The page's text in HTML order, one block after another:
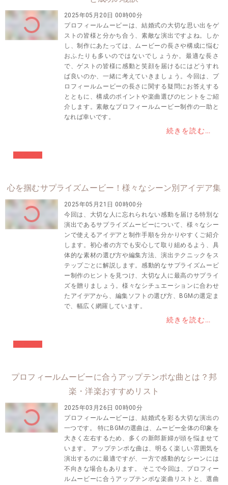
2025年05月20日 00時00分
プロフィールムービーは、結婚式の大切な思い出をゲ
ストの皆様と分かち合う、素敵な演出ですよね。しか
し、制作にあたっては、ムービーの長さや構成に悩む
おふたりも多いのではないでしょうか。最適な長さ
で、ゲストの皆様に感動と笑顔を届けるにはどうすれ
ば良いのか、一緒に考えていきましょう。今回は、プ
ロフィールムービーの長さに関する疑問にお答えする
とともに、構成のポイントや楽曲選びのヒントをご紹
介します。素敵なプロフィールムービー制作の一助と
なれば幸いです。
続きを読む…
心を掴むサプライズムービー！様々なシーン別アイデア集
2025年05月21日 00時00分
今回は、大切な人に忘れられない感動を届ける特別な
演出であるサプライズムービーについて、様々なシー
ンで使えるアイデアと制作手順を分かりやすくご紹介
します。初心者の方でも安心して取り組めるよう、具
体的な素材の選び方や編集方法、演出テクニックをス
テップごとに解説します。感動的なサプライズムービ
ー制作のヒントを見つけ、大切な人に最高のサプライ
ズを贈りましょう。様々なシチュエーションに合わせ
たアイデアから、編集ソフトの選び方、BGMの選定ま
で、幅広く網羅しています。
続きを読む…
プロフィールムービーに合うアップテンポな曲とは？邦
楽・洋楽おすすめリスト
2025年03月26日 00時00分
プロフィールムービーは、結婚式を彩る大切な演出の
一つです。 特にBGMの選曲は、ムービー全体の印象を
大きく左右するため、多くの新郎新婦が頭を悩ませて
います。 アップテンポな曲は、明るく楽しい雰囲気を
演出するのに最適ですが、一方で感動的なシーンには
不向きな場合もあります。 そこで今回は、プロフィー
ルムービーに合うアップテンポな楽曲リストと、選曲